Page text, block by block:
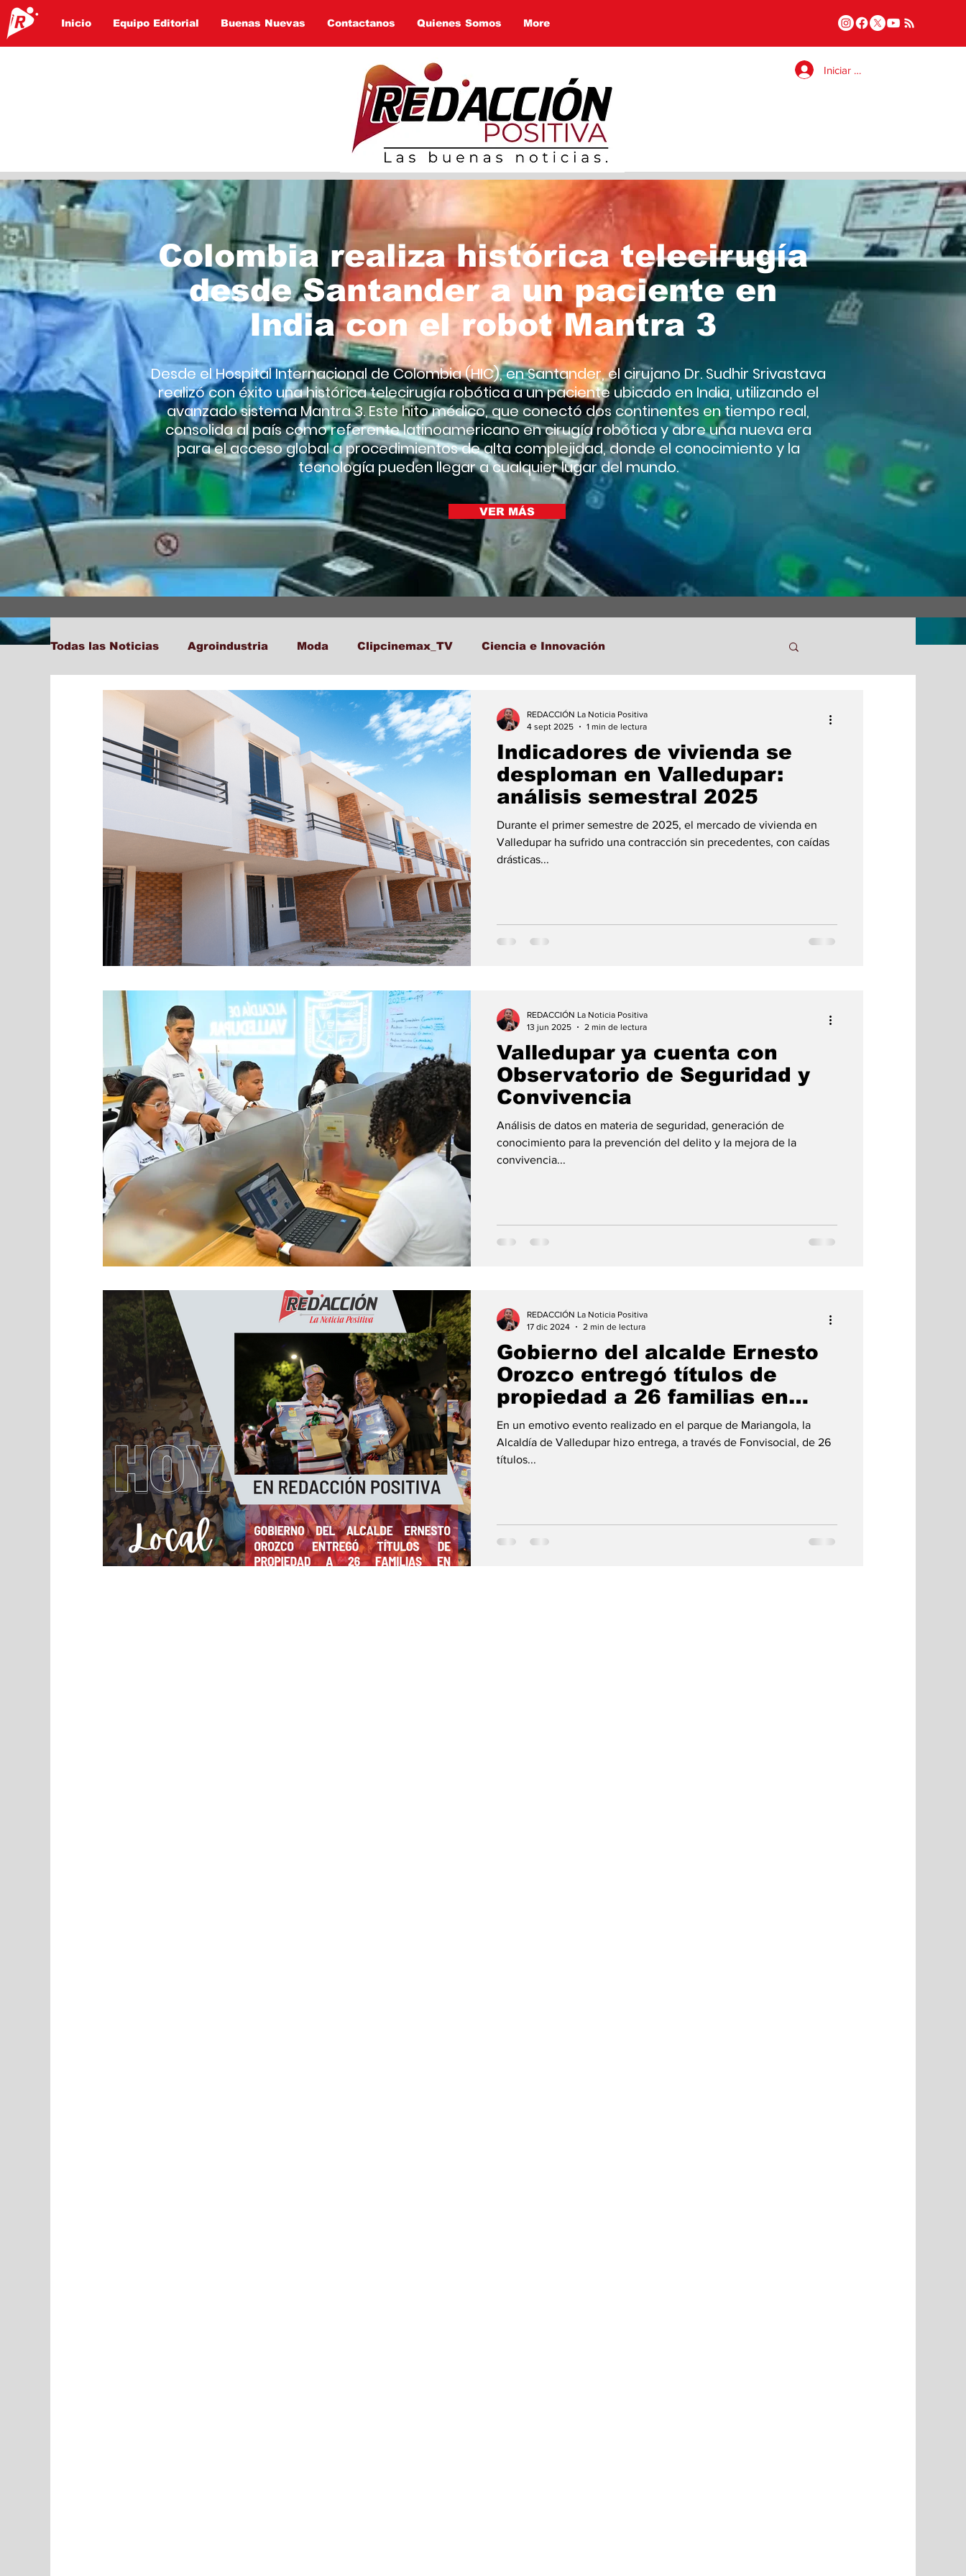
Inicio Equipo Editorial Buenas Nuevas Contactanos Quienes Somos More
Iniciar sesión
Colombia realiza histórica telecirugía
desde Santander a un paciente en
India con el robot Mantra 3
Desde el Hospital Internacional de Colombia (HIC), en Santander, el cirujano Dr. Sudhir Srivastava
realizó con éxito una histórica telecirugía robótica a un paciente ubicado en India, utilizando el
avanzado sistema Mantra 3. Este hito médico, que conectó dos continentes en tiempo real,
consolida al país como referente latinoamericano en cirugía robótica y abre una nueva era
para el acceso global a procedimientos de alta complejidad, donde el conocimiento y la
tecnología pueden llegar a cualquier lugar del mundo.
VER MÁS
Todas las Noticias Agroindustria Moda Clipcinemax_TV Ciencia e Innovación
Tecnología y Transformación Digital Lo Ultimo Politica
Ambiente Cultura Salud Educación Turismo Economía Economía Política Arte
Internacional Folclore Regional Educación Transporte
Municipal Actualidad Locales
Indicadores de vivienda se
desploman en Valledupar:
análisis semestral 2025
Durante el primer semestre de 2025, el mercado de vivienda en
Valledupar ha sufrido una contracción sin precedentes, con caídas
drásticas...
REDACCIÓN La Noticia Positiva
4 sept 2025
1 min de lectura
Valledupar ya cuenta con
Observatorio de Seguridad y
Convivencia
Análisis de datos en materia de seguridad, generación de
conocimiento para la prevención del delito y la mejora de la
convivencia...
REDACCIÓN La Noticia Positiva
13 jun 2025
2 min de lectura
Gobierno del alcalde Ernesto
Orozco entregó títulos de
propiedad a 26 familias en
Mariangola con el apoyo de
Fonvisocial
En un emotivo evento realizado en el parque de Mariangola, la
Alcaldía de Valledupar hizo entrega, a través de Fonvisocial, de 26
títulos...
REDACCIÓN La Noticia Positiva
17 dic 2024
2 min de lectura